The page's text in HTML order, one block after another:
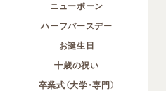
ニューボーン
ハーフバースデー
お誕生日
十歳の祝い
卒業式（大学・専門）